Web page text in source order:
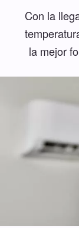
Con la
la mejor